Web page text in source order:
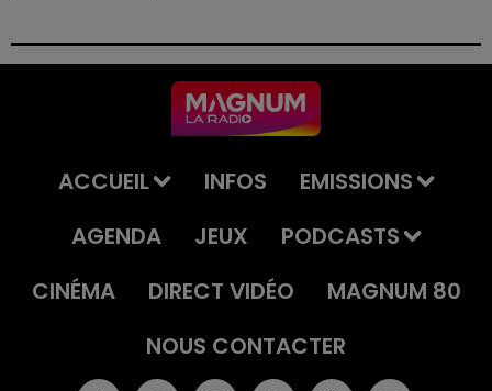
permis et la confiscation de son véhicule.
ACCUEIL INFOS
EMISSIONS
AGENDA
JEUX
PODCASTS
CINÉMA
DIRECT VIDÉO
MAGNUM 80
NOUS CONTACTER